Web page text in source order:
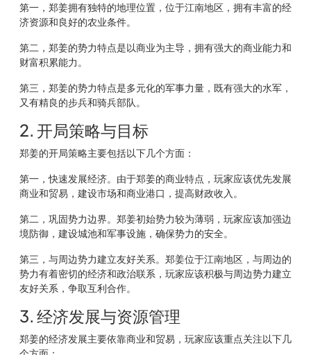
第一，郑姜拥有独特的地理位置，位于江南地区，拥有丰富的经
济资源和良好的农业条件。
第二，郑姜的势力特点是以商业为主导，拥有强大的商业能力和
财富积累能力。
第三，郑姜的势力特点是多元化的军事力量，既有强大的水军，
又有精良的步兵和骑兵部队。
2. 开局策略与目标
郑姜的开局策略主要包括以下几个方面：
第一，快速发展经济。由于郑姜的商业特点，玩家应该优先发展
商业和贸易，建设市场和商业港口，提高财政收入。
第二，巩固势力边界。郑姜初始势力较为薄弱，玩家应该加强边
境防御，建设城池和军事设施，确保势力的安全。
第三，与周边势力建立友好关系。郑姜位于江南地区，与周边的
势力有着密切的经济和政治联系，玩家应该积极与周边势力建立
友好关系，争取互利合作。
3. 经济发展与资源管理
郑姜的经济发展主要依靠商业和贸易，玩家应该重点关注以下几